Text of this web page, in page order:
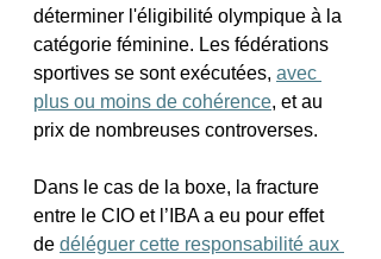
déterminer l'éligibilité olympique à la
catégorie féminine. Les fédérations
sportives se sont exécutées, avec
plus ou moins de cohérence, et au
prix de nombreuses controverses.
Dans le cas de la boxe, la fracture
entre le CIO et l’IBA a eu pour effet
de déléguer cette responsabilité aux